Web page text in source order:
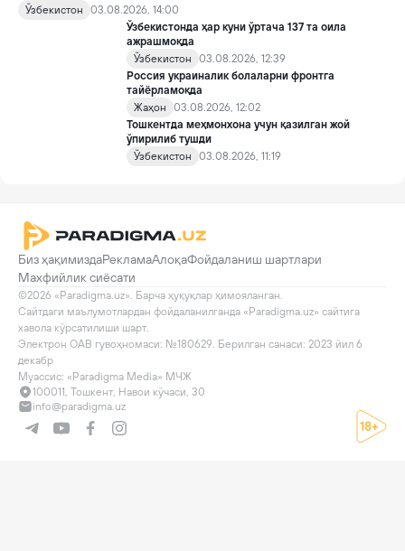
фаоли Ирина Матвиенко билан боғлиқ воқеа жамоатчиликда
кенг муҳокама қилинмоқда.
Ўзбекистон
03.08.2026, 14:00
Ўзбекистонда ҳар куни ўртача 137 та оила
ажрашмоқда
Ўзбекистон
03.08.2026, 12:39
Россия украиналик болаларни фронтга
тайёрламоқда
Жаҳон
03.08.2026, 12:02
Тошкентда меҳмонхона учун қазилган жой
ўпирилиб тушди
Ўзбекистон
03.08.2026, 11:19
Биз ҳақимиздаРекламаАлоқаФойдаланиш шартлари
Махфийлик сиёсати
©2026 «Paradigma.uz». Барча ҳуқуқлар ҳимояланган.
Сайтдаги маълумотлардан фойдаланилганда «Paradigma.uz» сайтига
хавола кўрсатилиши шарт.
Электрон ОАВ гувоҳномаси: №180629. Берилган санаси: 2023 йил 6
декабр
Муассис: «Paradigma Media» МЧЖ
100011, Тошкент, Навои кўчаси, 30
info@paradigma.uz